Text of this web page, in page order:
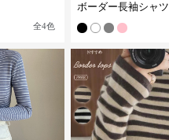
全4色
ボーダー長袖シャツ